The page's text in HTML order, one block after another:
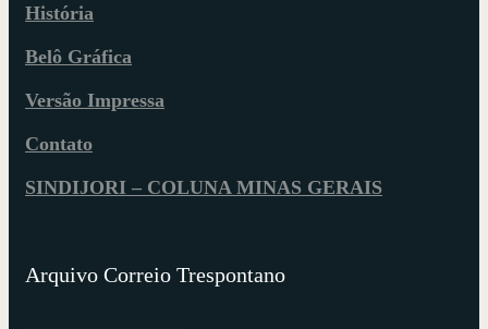
História
Belô Gráfica
Versão Impressa
Contato
SINDIJORI – COLUNA MINAS GERAIS
Arquivo Correio Trespontano